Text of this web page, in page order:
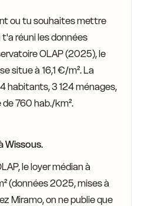
ou tu souhaites mettre
réuni les données
OLAP (2025), le
situe à 16,1 €/m². La
habitants, 3 124 ménages,
760 hab./km².
Wissous.
le loyer médian à
(données 2025, mises à
Miramo, on ne publie que